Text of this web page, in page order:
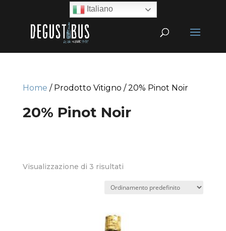
Home / Prodotto Vitigno / 20% Pinot Noir
20% Pinot Noir
Visualizzazione di 3 risultati
Italiano